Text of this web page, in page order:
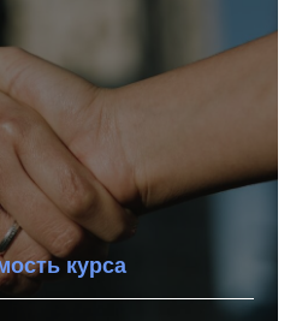
курса